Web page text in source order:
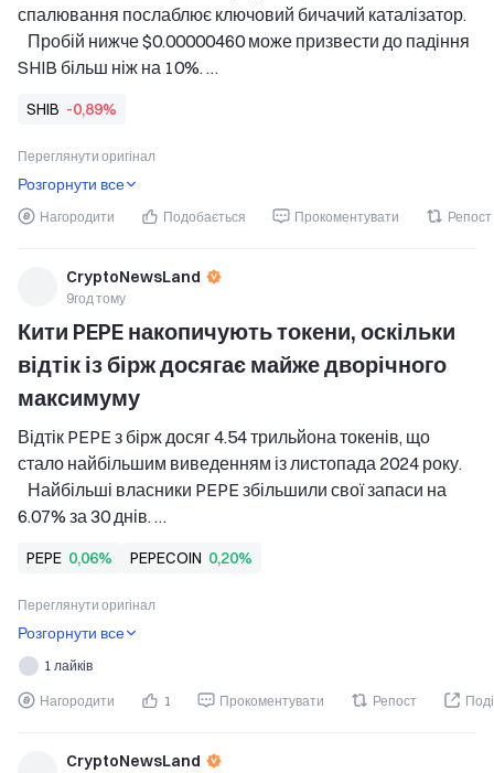
спалювання послаблює ключовий бичачий каталізатор.
   Пробій нижче $0.00000460 може призвести до падіння
SHIB більш ніж на 10%.
голосування щодо CLARITY Act посилюють тиск на
SHIB.
Shiba Inu стикається з відновленим тиском продажів,
оскільки трейдери стають більш
SHIB -0,89%
Переглянути оригінал
Розгорнути все
Нагородити Подобається Прокоментувати Репост
CryptoNewsLand
9год тому
Кити PEPE накопичують токени, оскільки
відтік із бірж досягає майже дворічного
максимуму
Відтік PEPE з бірж досяг 4.54 трильйона токенів, що
стало найбільшим виведенням із листопада 2024 року.
   Найбільші власники PEPE збільшили свої запаси на
6.07% за 30 днів.
незважаючи на стриманий попит, і залишається значно
нижче рекордного максимуму 2024 року.
PepeCoin — PEPE, подав си
PEPE 0,06% PEPECOIN 0,20%
Переглянути оригінал
Розгорнути все
1 лайків
Нагородити 1 Прокоментувати Репост
CryptoNewsLand